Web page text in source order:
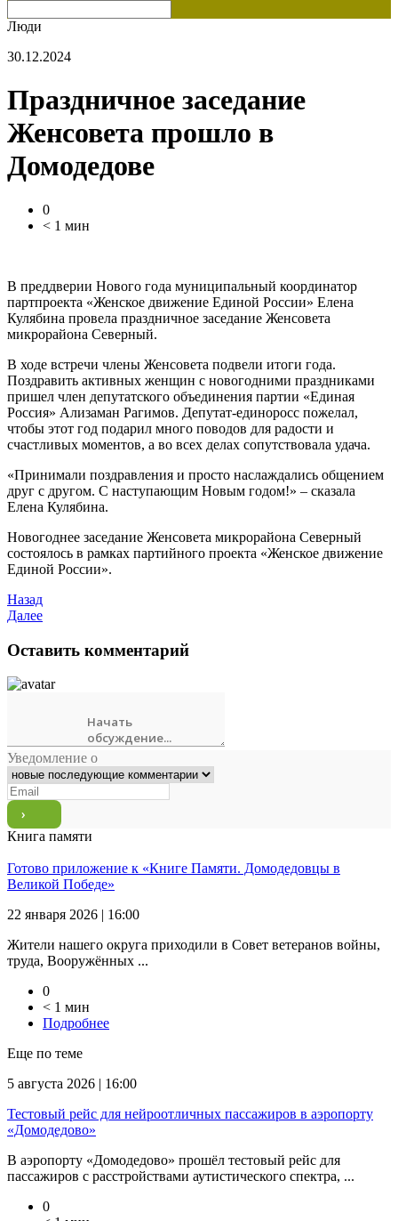
Люди
30.12.2024
Праздничное заседание
Женсовета прошло в
Домодедове
0
< 1 мин
В преддверии Нового года муниципальный координатор
партпроекта «Женское движение Единой России» Елена
Кулябина провела праздничное заседание Женсовета
микрорайона Северный.
В ходе встречи члены Женсовета подвели итоги года.
Поздравить активных женщин с новогодними праздниками
пришел член депутатского объединения партии «Единая
Россия» Ализаман Рагимов. Депутат-единоросс пожелал,
чтобы этот год подарил много поводов для радости и
счастливых моментов, а во всех делах сопутствовала удача.
«Принимали поздравления и просто наслаждались общением
друг с другом. С наступающим Новым годом!» – сказала
Елена Кулябина.
Новогоднее заседание Женсовета микрорайона Северный
состоялось в рамках партийного проекта «Женское движение
Единой России».
Назад
Далее
Оставить комментарий
Уведомление о
Книга памяти
Готово приложение к «Книге Памяти. Домодедовцы в
Великой Победе»
22 января 2026 | 16:00
Жители нашего округа приходили в Совет ветеранов войны,
труда, Вооружённых ...
0
< 1 мин
Подробнее
Еще по теме
5 августа 2026 | 16:00
Тестовый рейс для нейроотличных пассажиров в аэропорту
«Домодедово»
В аэропорту «Домодедово» прошёл тестовый рейс для
пассажиров с расстройствами аутистического спектра, ...
0